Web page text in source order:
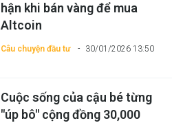
Câu chuyện đầu tư 30/01/2026 13:50
hận khi bán vàng để mua
Altcoin
Cuộc sống của cậu bé từng
"úp bô" cộng đồng 30,000